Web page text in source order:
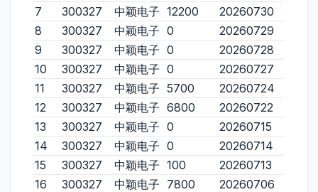
7
300327 中颖电子 12200
20260730
8
300327 中颖电子 0
20260729
9
300327 中颖电子 0
20260728
10
300327 中颖电子 0
20260727
11
300327 中颖电子 5700
20260724
12
300327 中颖电子 6800
20260722
13
300327 中颖电子 0
20260715
14
300327 中颖电子 0
20260714
15
300327 中颖电子 100
20260713
16
300327 中颖电子 7800
20260706